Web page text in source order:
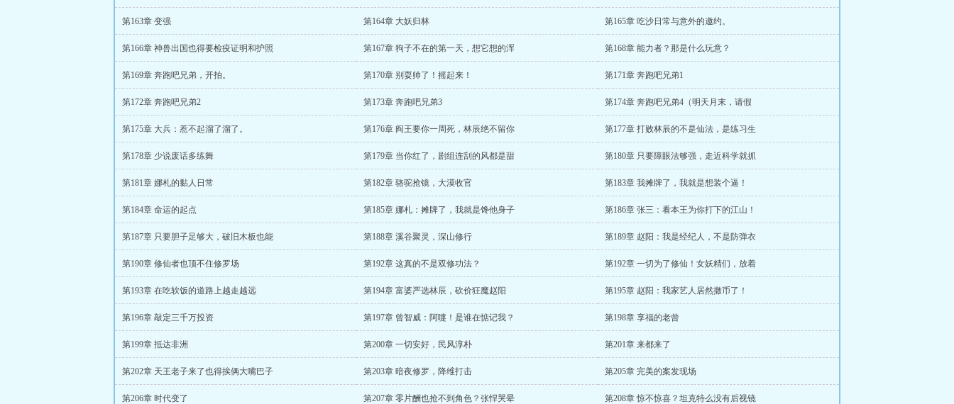
第163章 变强 第164章 大妖归林 第165章 吃沙日常与意外的邀约。
第166章 神兽出国也得要检疫证明和护照 第167章 狗子不在的第一天，想它想的浑 第168章 能力者？那是什么玩意？
第169章 奔跑吧兄弟，开拍。 第170章 别耍帅了！摇起来！ 第171章 奔跑吧兄弟1
第172章 奔跑吧兄弟2 第173章 奔跑吧兄弟3 第174章 奔跑吧兄弟4（明天月末，请假
第175章 大兵：惹不起溜了溜了。 第176章 阎王要你一周死，林辰绝不留你 第177章 打败林辰的不是仙法，是练习生
第178章 少说废话多练舞 第179章 当你红了，剧组连刮的风都是甜 第180章 只要障眼法够强，走近科学就抓
第181章 娜札的黏人日常 第182章 骆驼抢镜，大漠收官 第183章 我摊牌了，我就是想装个逼！
第184章 命运的起点 第185章 娜札：摊牌了，我就是馋他身子 第186章 张三：看本王为你打下的江山！
第187章 只要胆子足够大，破旧木板也能 第188章 溪谷聚灵，深山修行 第189章 赵阳：我是经纪人，不是防弹衣
第190章 修仙者也顶不住修罗场 第192章 这真的不是双修功法？ 第192章 一切为了修仙！女妖精们，放着
第193章 在吃软饭的道路上越走越远 第194章 富婆严选林辰，砍价狂魔赵阳 第195章 赵阳：我家艺人居然撒币了！
第196章 敲定三千万投资 第197章 曾智威：阿嚏！是谁在惦记我？ 第198章 享福的老曾
第199章 抵达非洲 第200章 一切安好，民风淳朴 第201章 来都来了
第202章 天王老子来了也得挨俩大嘴巴子 第203章 暗夜修罗，降维打击 第205章 完美的案发现场
第206章 时代变了 第207章 零片酬也抢不到角色？张悍哭晕 第208章 惊不惊喜？坦克特么没有后视镜